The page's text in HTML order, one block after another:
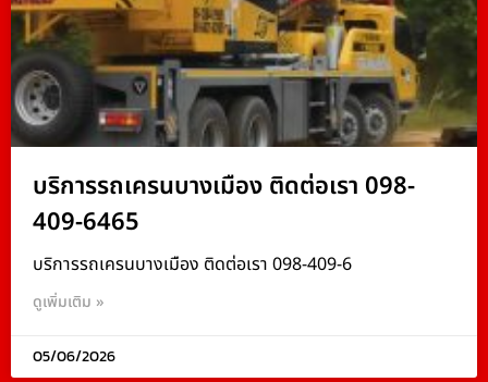
บริการรถเครนบางเมือง ติดต่อเรา 098-
409-6465
บริการรถเครนบางเมือง ติดต่อเรา 098-409-6
ดูเพิ่มเติม »
05/06/2026